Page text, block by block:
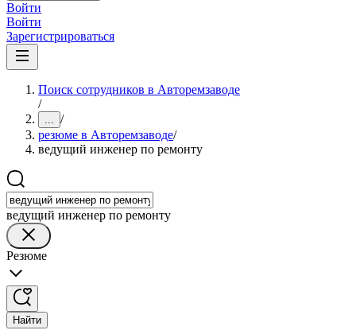
Войти
Войти
Зарегистрироваться
Поиск сотрудников в Авторемзаводе
/
... /
резюме в Авторемзаводе/
ведущий инженер по ремонту
ведущий инженер по ремонту
Резюме
Найти